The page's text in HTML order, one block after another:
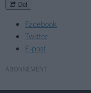
Del
Facebook
Twitter
E-post
ABONNEMENT